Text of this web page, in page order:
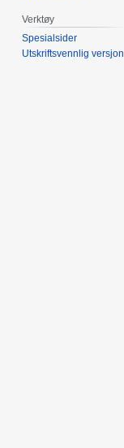
Verktøy
Spesialsider
Utskriftsvennlig versjon